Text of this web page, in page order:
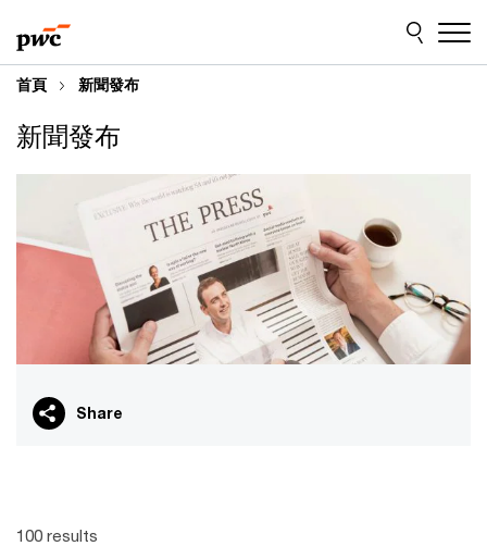
to
content
to
footer
首頁 新聞發布
新聞發布
Share
100 results